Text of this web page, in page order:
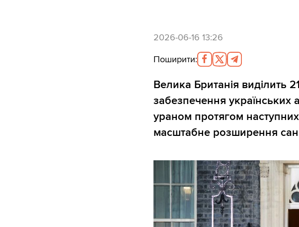
2026-06-16 13:26
Поширити:
Велика Британія виділить
забезпечення українських
ураном протягом
масштабне розширення